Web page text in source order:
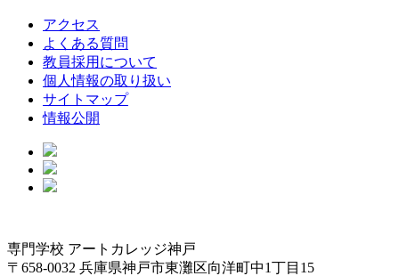
アクセス
よくある質問
教員採用について
個人情報の取り扱い
サイトマップ
情報公開
専門学校 アートカレッジ神戸
〒658-0032 兵庫県神戸市東灘区向洋町中1丁目15